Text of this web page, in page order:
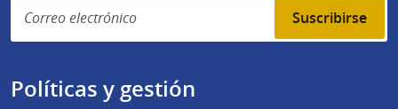
Suscribirse
Políticas y gestión